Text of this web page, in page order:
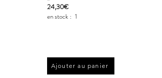
24,30€
en stock : 1
Ajouter au panier